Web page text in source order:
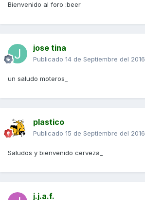
Bienvenido al foro :beer
jose tina
Publicado 14 de Septiembre del 2016
un saludo moteros_
plastico
Publicado 15 de Septiembre del 2016
Saludos y bienvenido cerveza_
j.j.a.f.